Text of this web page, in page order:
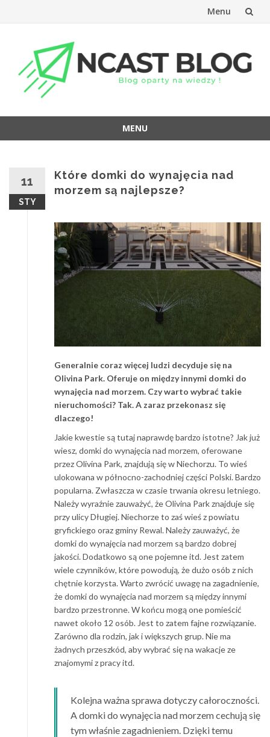
Menu
treści
MENU
11
STY
Które domki do wynajęcia nad
morzem są najlepsze?
Generalnie coraz więcej ludzi decyduje się na
Olivina Park. Oferuje on między innymi domki do
wynajęcia nad morzem. Czy warto wybrać takie
nieruchomości? Tak. A zaraz przekonasz się
dlaczego!
Jakie kwestie są tutaj naprawdę bardzo istotne? Jak już
wiesz, domki do wynajęcia nad morzem, oferowane
przez Olivina Park, znajdują się w Niechorzu. To wieś
ulokowana w północno-zachodniej części Polski. Bardzo
popularna. Zwłaszcza w czasie trwania okresu letniego.
Należy wyraźnie zauważyć, że Olivina Park znajduje się
przy ulicy Długiej. Niechorze to zaś wieś z powiatu
gryfickiego oraz gminy Rewal. Należy zauważyć, że
domki do wynajęcia nad morzem są bardzo dobrej
jakości. Dodatkowo są one pojemne itd. Jest zatem
wiele czynników, które powodują, że dużo osób z nich
chętnie korzysta. Warto zwrócić uwagę na zagadnienie,
że domki do wynajęcia nad morzem są między innymi
bardzo przestronne. W końcu mogą one pomieścić
nawet około 12 osób. Jest to zatem fajne rozwiązanie.
Zarówno dla rodzin, jak i większych grup. Nie ma
żadnych przeszkód, aby wybrać się na wakacje ze
znajomymi z pracy itd.
Kolejna ważna sprawa dotyczy całoroczności.
A domki do wynajęcia nad morzem cechują się
tym właśnie zagadnieniem. Dzięki temu